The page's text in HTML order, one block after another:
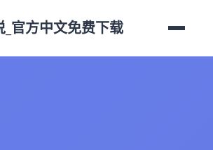
_官方中文免费下载